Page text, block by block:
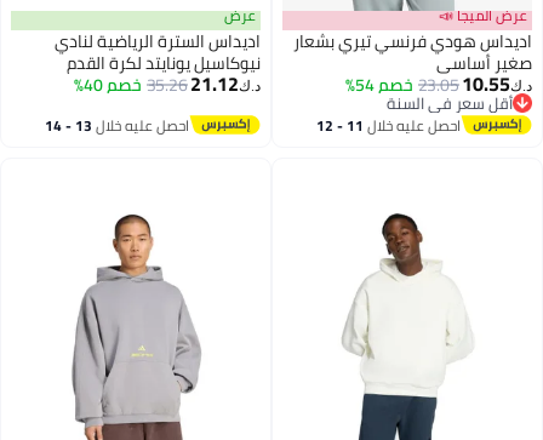
4
عرض الميجا 📣
اديداس هودي فرنسي تيري بشعار
صغير أساسي
د.ك‏10.55
23.05خصم 54%
أقل سعر في السنة
أقل سعر في السنة
احصل عليه خلال 11 - 12
عرض
اديداس السترة الرياضية لنادي
نيوكاسيل يونايتد لكرة القدم
Newcastle United FC OG Crew
د.ك‏21.12
35.26خصم 40%
احصل عليه خلال 13 - 14